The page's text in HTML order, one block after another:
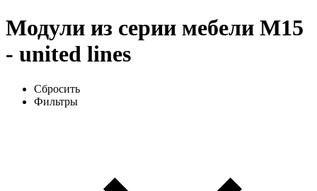
Модули из серии мебели М15
- united lines
Сбросить
Фильтры